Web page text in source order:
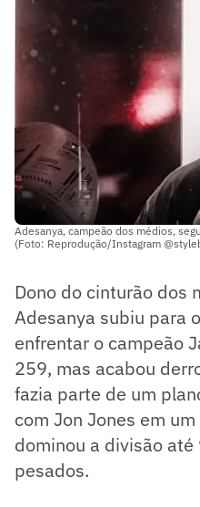
Adesanya, campeão dos médios,
(Foto: Reprodução/Instagram
Dono do cinturão dos
Adesanya subiu para
enfrentar o campeão
259, mas acabou
fazia parte de um
com Jon Jones em
dominou a divisão
pesados.